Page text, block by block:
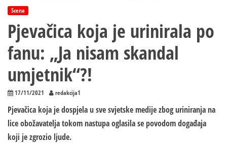
Scena
Pjevačica koja je urinirala po
fanu: „Ja nisam skandal
umjetnik“?!
17/11/2021 redakcija1
Pjevačica koja je dospjela u sve svjetske medije zbog uriniranja na
lice obožavatelja tokom nastupa oglasila se povodom događaja
koji je zgrozio ljude.